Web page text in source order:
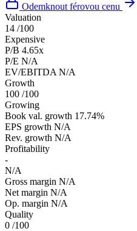
Odemknout férovou cenu
Valuation
14 /100
Expensive
P/B 4.65x
P/E N/A
EV/EBITDA N/A
Growth
100 /100
Growing
Book val. growth 17.74%
EPS growth N/A
Rev. growth N/A
Profitability
-
N/A
Gross margin N/A
Net margin N/A
Op. margin N/A
Quality
0 /100